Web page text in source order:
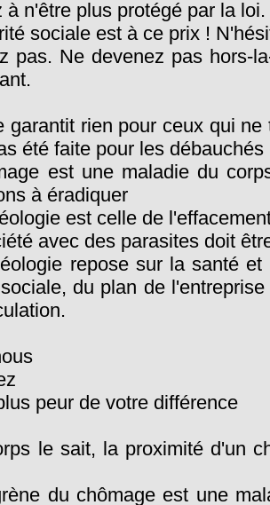
à n'être plus protégé par la loi.
sociale est à ce prix !
pas. Ne devenez pas hors-
garantit rien pour ceux qui ne
été faite pour les débauchés
est une maladie du
à éradiquer
est celle de
avec des parasites doit
repose sur la santé
du plan de
peur de votre différence
le sait, la proximité d'un
du chômage est une